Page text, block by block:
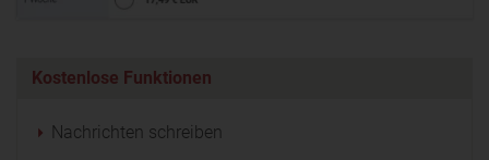
Kostenlose Funktionen
Nachrichten schreiben